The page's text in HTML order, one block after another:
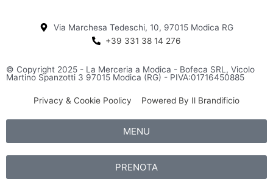
o
k
a
r
a
m
a
d
v
i
s
o
r
Via Marchesa Tedeschi, 10, 97015 Modica RG
+39 331 38 14 276
© Copyright 2025 - La Merceria a Modica - Bofeca SRL, Vicolo
Martino Spanzotti 3 97015 Modica (RG) - PIVA:01716450885
Privacy & Cookie Poolicy Powered By Il Brandificio
MENU
PRENOTA